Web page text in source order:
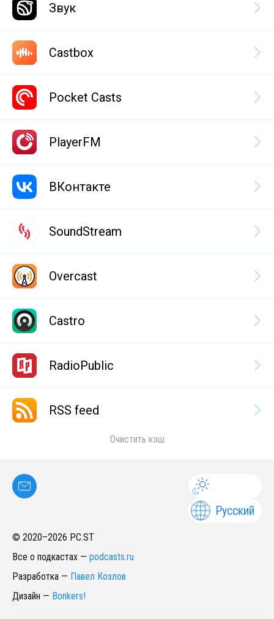
Звук
Castbox
Pocket Casts
PlayerFM
ВКонтакте
SoundStream
Overcast
Castro
RadioPublic
RSS feed
Очистить кэш
Русский
© 2020–2026 PC.ST
Все о подкастах — podcasts.ru
Разработка — Павел Козлов
Дизайн — Bonkers!